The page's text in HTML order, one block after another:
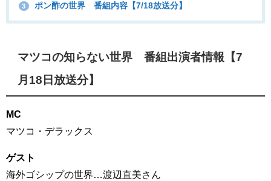
3 ポン酢の世界 番組内容【7/18放送分】
マツコの知らない世界 番組出演者情報【7
月18日放送分】
MC
マツコ・デラックス
ゲスト
海外ゴシップの世界…渡辺直美さん